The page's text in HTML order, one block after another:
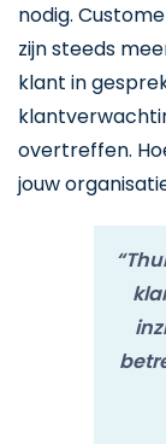
nodig.
zijn steeds
klant in
overtreffen.
jouw